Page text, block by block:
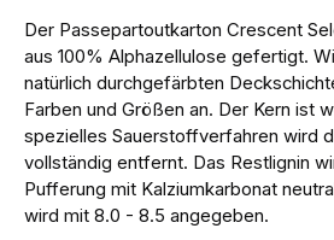
Der Passepartoutkarton Crescent
aus 100% Alphazellulose gefertigt.
natürlich durchgefärbten
Farben und Größen an. Der Kern ist
spezielles Sauerstoffverfahren wird
vollständig entfernt. Das Restlignin
Pufferung mit Kalziumkarbonat
wird mit 8.0 - 8.5 angegeben.